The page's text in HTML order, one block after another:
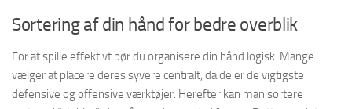
Sortering af din hånd for bedre overblik
For at spille effektivt bør du organisere din hånd logisk. Mange
vælger at placere deres syvere centralt, da de er de vigtigste
defensive og offensive værktøjer. Herefter kan man sortere